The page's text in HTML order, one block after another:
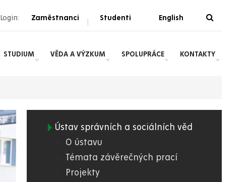
Login: Zaměstnanci | Studenti English
STUDIUM VĚDA A VÝZKUM SPOLUPRÁCE KONTAKTY
Ústav správních a sociálních věd
O ústavu
Témata závěrečných prací
Projekty